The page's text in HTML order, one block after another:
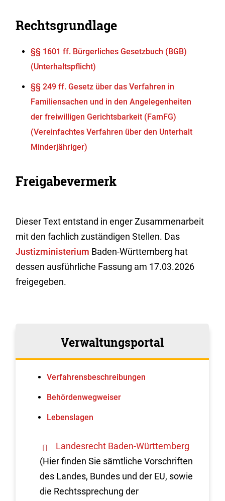
Rechtsgrundlage
§§ 1601 ff. Bürgerliches Gesetzbuch (BGB)
(Unterhaltspflicht)
§§ 249 ff. Gesetz über das Verfahren in
Familiensachen und in den Angelegenheiten
der freiwilligen Gerichtsbarkeit (FamFG)
(Vereinfachtes Verfahren über den Unterhalt
Minderjähriger)
Freigabevermerk
Dieser Text entstand in enger Zusammenarbeit
mit den fachlich zuständigen Stellen. Das
Justizministerium Baden-Württemberg hat
dessen ausführliche Fassung am 17.03.2026
freigegeben.
Verwaltungsportal
Verfahrens­beschreibungen
Behördenwegweiser
Lebenslagen
Landesrecht Baden-Württemberg
(Hier finden Sie sämtliche Vorschriften
des Landes, Bundes und der EU, sowie
die Rechtssprechung der